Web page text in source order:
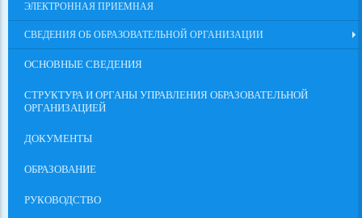
ЭЛЕКТРОННАЯ ПРИЕМНАЯ
СВЕДЕНИЯ ОБ ОБРАЗОВАТЕЛЬНОЙ ОРГАНИЗАЦИИ
ОСНОВНЫЕ СВЕДЕНИЯ
СТРУКТУРА И ОРГАНЫ УПРАВЛЕНИЯ ОБРАЗОВАТЕЛЬНОЙ
ОРГАНИЗАЦИЕЙ
ДОКУМЕНТЫ
ОБРАЗОВАНИЕ
РУКОВОДСТВО